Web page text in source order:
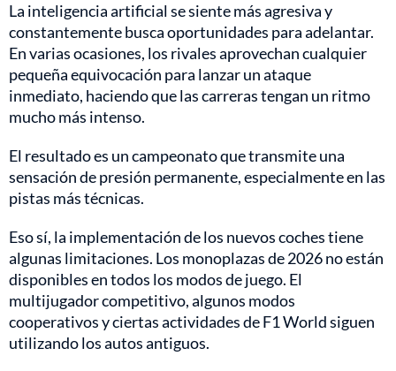
La inteligencia artificial se siente más agresiva y
constantemente busca oportunidades para adelantar.
En varias ocasiones, los rivales aprovechan cualquier
pequeña equivocación para lanzar un ataque
inmediato, haciendo que las carreras tengan un ritmo
mucho más intenso.
El resultado es un campeonato que transmite una
sensación de presión permanente, especialmente en las
pistas más técnicas.
Eso sí, la implementación de los nuevos coches tiene
algunas limitaciones. Los monoplazas de 2026 no están
disponibles en todos los modos de juego. El
multijugador competitivo, algunos modos
cooperativos y ciertas actividades de F1 World siguen
utilizando los autos antiguos.